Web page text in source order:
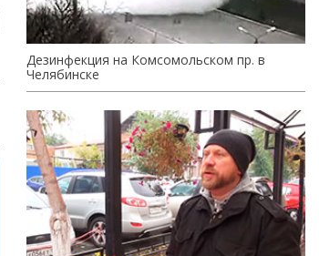
Дезинфекция на Комсомольском пр. в
Челябинске